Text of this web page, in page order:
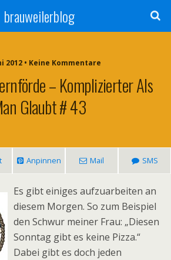
brauweilerblog
2012 • Keine Kommentare
– Komplizierter Als
Glaubt # 43
Anpinnen Mail SMS
Es gibt einiges aufzuarbeiten an
diesem Morgen. So zum Beispiel
den Schwur meiner Frau: „Diesen
Sonntag gibt es keine Pizza.“
Dabei gibt es doch jeden